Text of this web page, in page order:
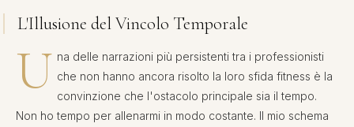
L'Illusione del Vincolo Temporale
U na delle narrazioni più persistenti tra i professionisti
che non hanno ancora risolto la loro sfida fitness è la
convinzione che l'ostacolo principale sia il tempo.
Non ho tempo per allenarmi in modo costante. Il mio schema